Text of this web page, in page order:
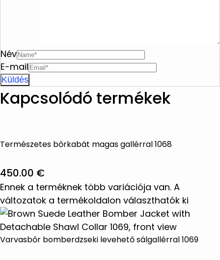
Név
E-mail
Kapcsolódó termékek
Természetes bőrkabát magas gallérral 1068
450.00 €
Ennek a terméknek több variációja van. A
változatok a termékoldalon választhatók ki
Varvasbőr bomberdzseki levehető sálgallérral 1069